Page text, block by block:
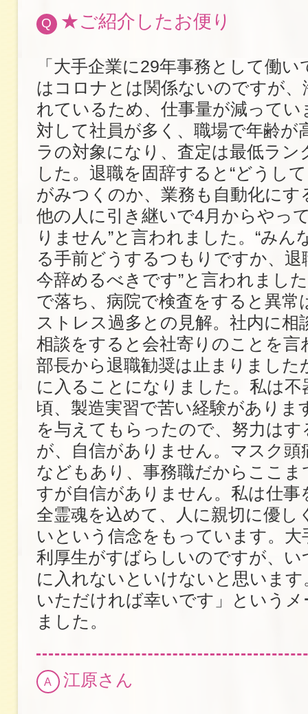
Q ★ご紹介したお便り
「大手企業に29年事務として働
はコロナとは関係ないのですが、
れているため、仕事量が減ってい
対して社員が多く、職場で年齢が
ラの対象になり、査定は最低ラン
した。退職を固辞すると“どうし
がみつくのか、業務も自動化にす
他の人に引き継いで4月からやっ
りません”と言われました。“みん
る手前どうするつもりですか、退
今辞めるべきです”と言われまし
で落ち、病院で検査をすると異常
ストレス過多との見解。社内に相
相談をすると会社寄りのことを言
部長から退職勧奨は止まりました
に入ることになりました。私は不
頃、製造実習で苦い経験がありま
を与えてもらったので、努力は
が、自信がありません。マスク頭
などもあり、事務職だからここ
すが自信がありません。私は仕事
全霊魂を込めて、人に親切に優し
いという信念をもっています。大
利厚生がすばらしいのですが、い
に入れないといけないと思いま
いただければ幸いです」という
ました。
A 江原さん